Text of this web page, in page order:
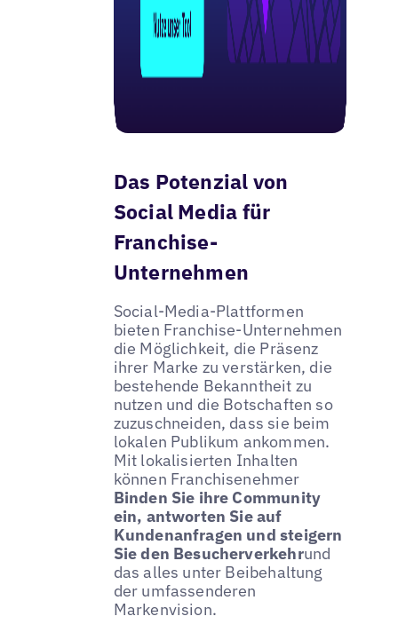
Das Potenzial von
Social Media für
Franchise-
Unternehmen
Social-Media-Plattformen
bieten Franchise-Unternehmen
die Möglichkeit, die Präsenz
ihrer Marke zu verstärken, die
bestehende Bekanntheit zu
nutzen und die Botschaften so
zuzuschneiden, dass sie beim
lokalen Publikum ankommen.
Mit lokalisierten Inhalten
können Franchisenehmer
Binden Sie ihre Community
ein, antworten Sie auf
Kundenanfragen und steigern
Sie den Besucherverkehrund
das alles unter Beibehaltung
der umfassenderen
Markenvision.